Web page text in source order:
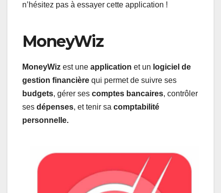
n’hésitez pas à essayer cette application !
MoneyWiz
MoneyWiz est une application et un logiciel de
gestion financière qui permet de suivre ses
budgets, gérer ses comptes bancaires, contrôler
ses dépenses, et tenir sa comptabilité
personnelle.